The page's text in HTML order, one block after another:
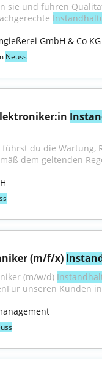
sie und führen
GmbH & Co KG
Neuss
führst du die Wartung,
dem geltenden
(m/f/x)
(m/w/d)
unseren Kunden